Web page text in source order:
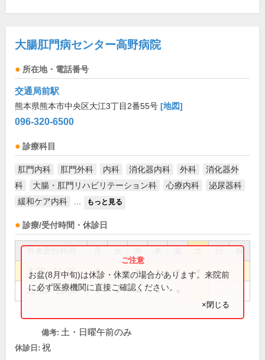
大腸肛門病センター高野病院
所在地・電話番号
交通局前駅
熊本県熊本市中央区大江3丁目2番55号 [地図]
096-320-6500
診療科目
肛門内科 肛門外科 内科 消化器内科 外科
消化器外
科
大腸・肛門リハビリテーション科 心療内科
泌尿器科
緩和ケア内科
もっと見る
診療/受付時間・休診日
祝
8:30～11:30 ● ● ● ● ● ●
13:30～16:30 ● ● ● ●
お盆(8月中旬)は休診・休業の場合があります。来院前
に必ず医療機関に直接ご確認ください。
×閉じる
備考: 土・日曜午前のみ
休診日: 祝